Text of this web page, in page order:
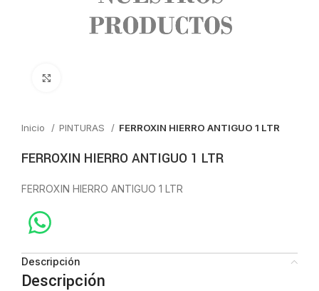
Inicio PINTURAS FERROXIN HIERRO ANTIGUO 1 LTR
FERROXIN HIERRO ANTIGUO 1 LTR
FERROXIN HIERRO ANTIGUO 1 LTR
Descripción
Descripción